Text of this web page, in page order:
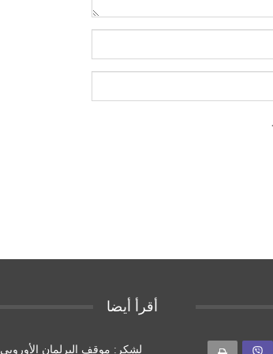
أقرأ أيضا
لشكر: موقف البرلمان